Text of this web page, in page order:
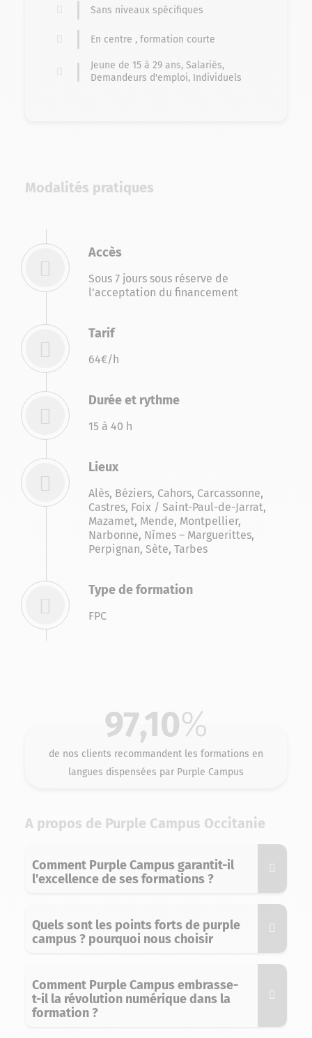
Sans niveaux spécifiques
En centre , formation courte
Jeune de 15 à 29 ans, Salariés,
Demandeurs d'emploi, Individuels
Modalités pratiques
Accès
Sous 7 jours sous réserve de
l’acceptation du financement
Tarif
64€/h
Durée et rythme
15 à 40 h
Lieux
Alès, Béziers, Cahors, Carcassonne,
Castres, Foix / Saint-Paul-de-Jarrat,
Mazamet, Mende, Montpellier,
Narbonne, Nîmes – Marguerittes,
Perpignan, Sète, Tarbes
Type de formation
FPC
97,10%
de nos clients recommandent les formations en
langues dispensées par Purple Campus
A propos de Purple Campus Occitanie
Comment Purple Campus garantit-il
l'excellence de ses formations ?
Quels sont les points forts de purple
campus ? pourquoi nous choisir
Comment Purple Campus embrasse-
t-il la révolution numérique dans la
formation ?